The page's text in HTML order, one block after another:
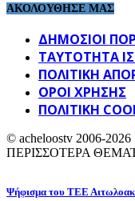
ΑΚΟΛΟΥΘΗΣΕ ΜΑΣ
ΔΗΜΟΣΙΟΙ
ΤΑΥΤΌΤΗΤΑ
ΠΟΛΙΤΙΚΉ
ΌΡΟΙ ΧΡΉΣΗΣ
ΠΟΛΙΤΙΚΗ
© acheloostv 2006-2026
ΠΕΡΙΣΣΟΤΕΡΑ
Ψήφισμα του ΤΕΕ